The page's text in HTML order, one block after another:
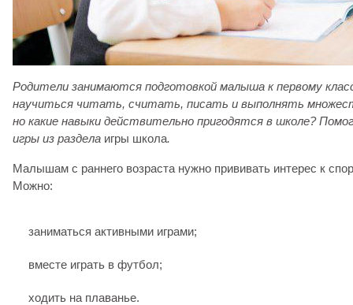
Родители занимаются подготовкой малыша к первому
научиться читать, считать, писать и выполнять
но какие навыки действительно пригодятся в школе?
игры из раздела игры школа.
Малышам с раннего возраста нужно прививать интерес к
Можно:
заниматься активными играми;
вместе играть в футбол;
ходить на плаванье.